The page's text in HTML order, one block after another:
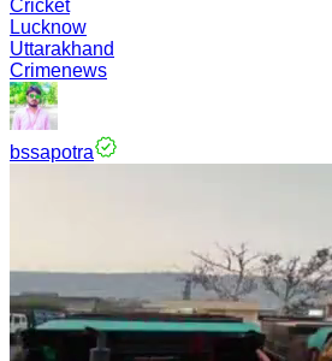
Cricket
Lucknow
Uttarakhand
Crimenews
bssapotra